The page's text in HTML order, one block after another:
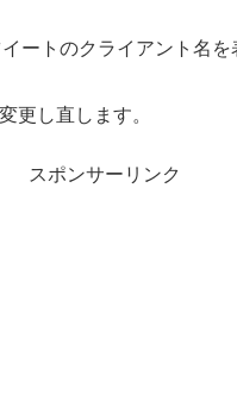
ートのクライアント名を
更し直します。
スポンサーリンク